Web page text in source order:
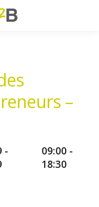
–
-
09:00 -
18:30